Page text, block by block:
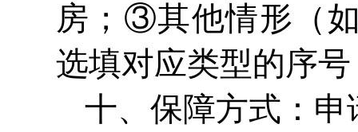
房；③其他情形（
选填对应类型的序
十、保障方式：